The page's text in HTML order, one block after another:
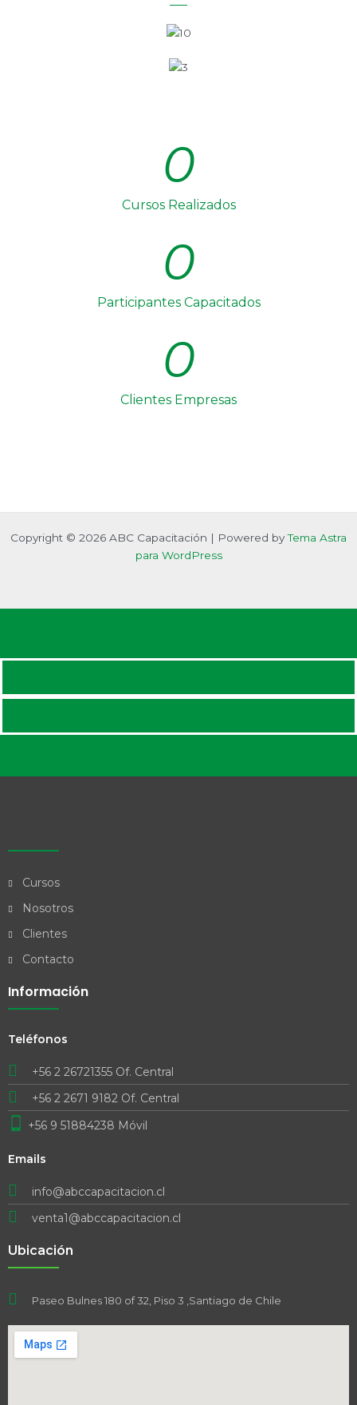
0
Cursos Realizados
0
Participantes Capacitados
0
Clientes Empresas
Copyright © 2026 ABC Capacitación | Powered byTema Astra
para WordPress
Cursos
Nosotros
Clientes
Contacto
Información
Teléfonos
+56 2 26721355 Of. Central
+56 2 2671 9182 Of. Central
+56 9 51884238 Móvil
Emails
info@abccapacitacion.cl
venta1@abccapacitacion.cl
Ubicación
Paseo Bulnes 180 of 32, Piso 3 ,Santiago de Chile